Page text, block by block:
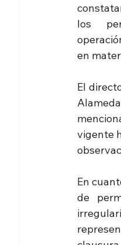
los
en
El
vigente
En
de